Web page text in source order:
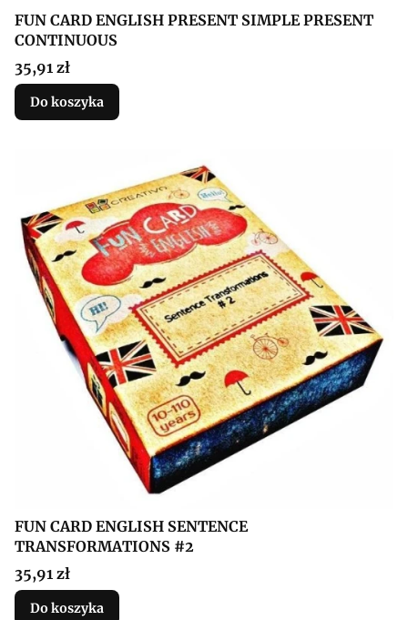
FUN CARD ENGLISH PRESENT SIMPLE PRESENT
CONTINUOUS
Cena
35,91 zł
Do koszyka
FUN CARD ENGLISH SENTENCE
TRANSFORMATIONS #2
Cena
35,91 zł
Do koszyka